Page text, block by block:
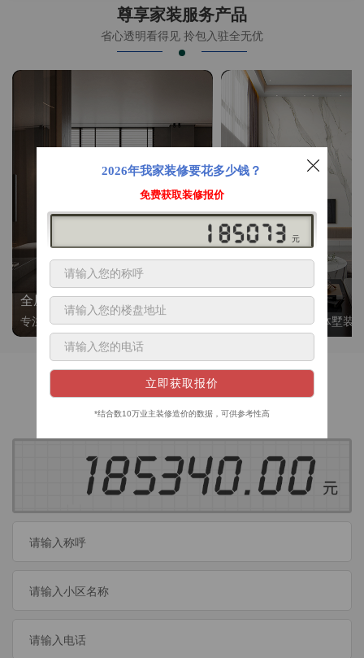
尊享家装服务产品
省心透明看得见 拎包入驻全无优
全屋整装
专注整装24年，高标准，选美迪 十年后仍爱我家
别墅大平层
高端私人定制，整体墅装
获取装修预算